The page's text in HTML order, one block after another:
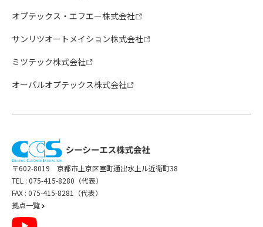
オプテックス・エフエー株式会社
サンリツオートメイション株式会社
ミツテック株式会社
オーパルオプテックス株式会社
〒602-8019 京都市上京区室町通出水上ル近衛町38
TEL : 075-415-8280（代表）
FAX : 075-415-8281（代表）
拠点一覧